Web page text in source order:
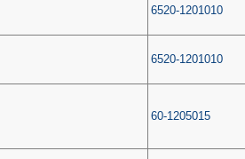
6520-1201010
6520-1201010
60-1205015